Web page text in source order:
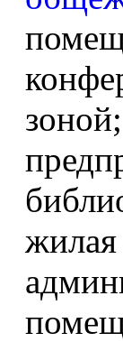
зоной;
жилая